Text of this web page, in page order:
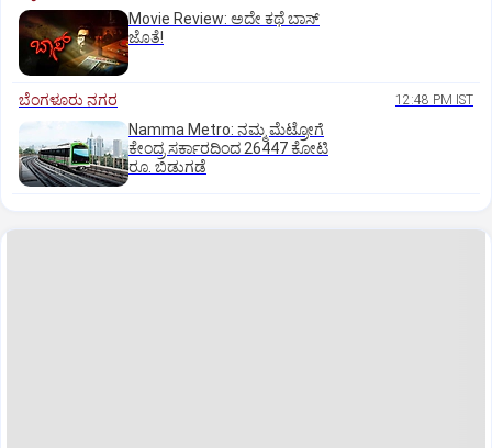
Movie Review: ಅದೇ ಕಥೆ ಬಾಸ್‌
ಜೊತೆ!
ಬೆಂಗಳೂರು ನಗರ 12:48 PM IST
Namma Metro: ನಮ್ಮ ಮೆಟ್ರೋಗೆ
ಕೇಂದ್ರ ಸರ್ಕಾರದಿಂದ 26447 ಕೋಟಿ
ರೂ. ಬಿಡುಗಡೆ